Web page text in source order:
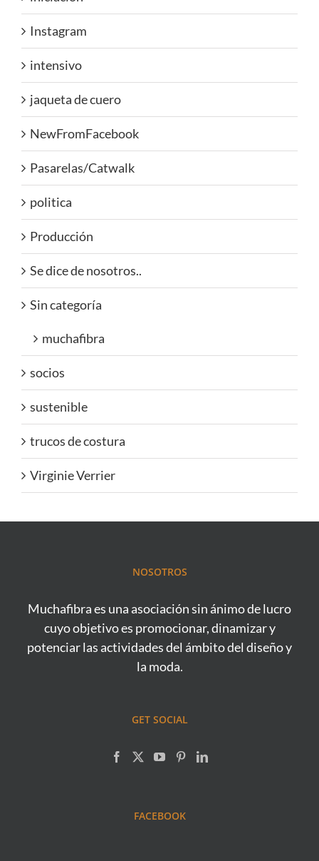
Instagram
intensivo
jaqueta de cuero
NewFromFacebook
Pasarelas/Catwalk
politica
Producción
Se dice de nosotros..
Sin categoría
muchafibra
socios
sustenible
trucos de costura
Virginie Verrier
NOSOTROS
Muchafibra es una asociación sin ánimo de lucro
cuyo objetivo es promocionar, dinamizar y
potenciar las actividades del ámbito del diseño y
la moda.
GET SOCIAL
FACEBOOK